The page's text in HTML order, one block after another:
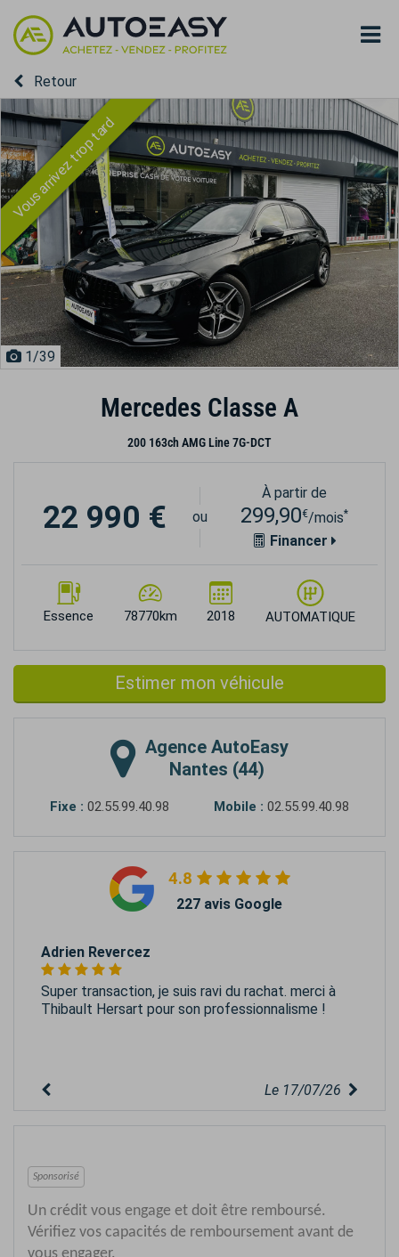
Retour
Vous arrivez trop tard
1/39
Mercedes Classe A
200 163ch AMG Line 7G-DCT
Essence 78770km 2018 AUTOMATIQUE
22 990 € ou
À partir de
299,90€/mois*
Financer
Estimer mon véhicule
Agence AutoEasy
Nantes (44)
Fixe : 02.55.99.40.98 Mobile : 02.55.99.40.98
4.8
227 avis Google
Adrien Revercez
Super transaction, je suis ravi du rachat. merci à
Thibault Hersart pour son professionnalisme !
Le 17/07/26